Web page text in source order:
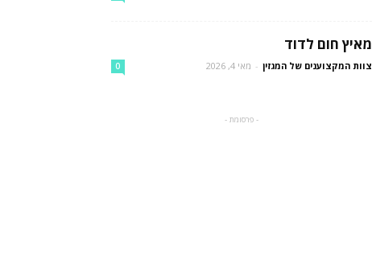
מאיץ חום לדוד
צוות המקצוענים של המגזין - מאי 4, 2026 0
- פרסומת -